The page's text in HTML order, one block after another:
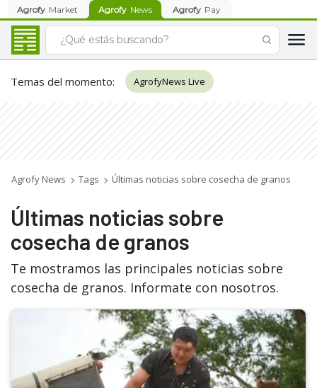
Agrofy Market Agrofy News Agrofy Pay
Temas del momento: AgrofyNews Live
Agrofy News Tags Últimas noticias sobre cosecha de granos
Últimas noticias sobre
cosecha de granos
Te mostramos las principales noticias sobre
cosecha de granos. Informate con nosotros.